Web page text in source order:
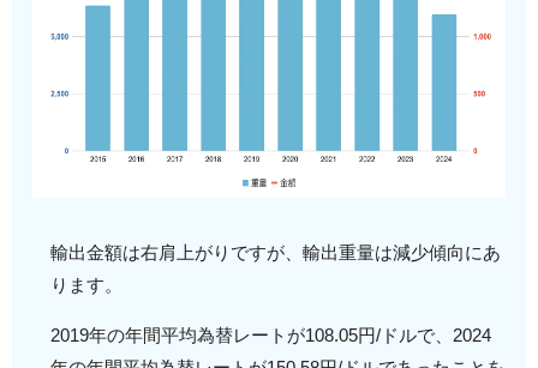
輸出金額は右肩上がりですが、輸出重量は減少傾向にあ
ります。
2019年の年間平均為替レートが108.05円/ドルで、2024